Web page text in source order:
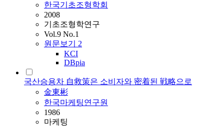
한국기초조형학회
2008
기초조형학연구
Vol.9 No.1
원문보기 2
KCI
DBpia
국산승용차 自救策은 소비자와 密着된 戦略으로
金東彬
한국마케팅연구원
1986
마케팅